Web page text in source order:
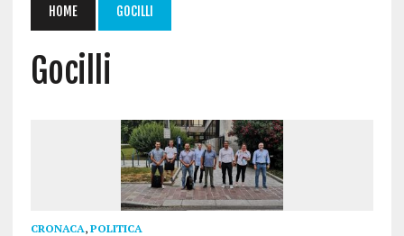
HOME GOCILLI
Gocilli
CRONACA, POLITICA